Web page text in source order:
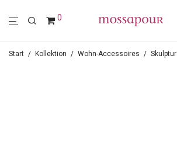
0
Start / Kollektion / Wohn-Accessoires / Skulptur